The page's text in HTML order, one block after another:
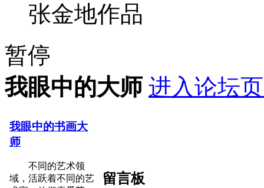
张金地作品
暂停
我眼中的大师 进入论坛
我眼中的书画大
师
不同的艺术领
域，活跃着不同的艺
留言板